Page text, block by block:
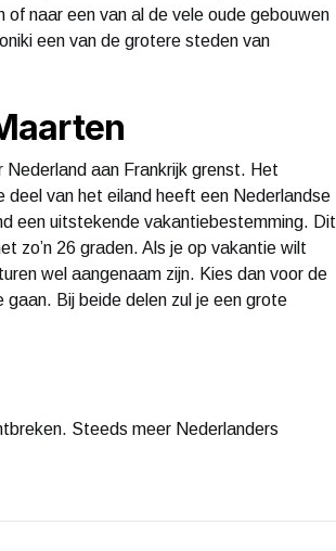
of naar een van al de vele oude gebouwen
een van de grotere steden van
aan Frankrijk grenst. Het
deel van het eiland heeft een Nederlandse
een uitstekende vakantiebestemming. Dit
zo’n 26 graden. Als je op vakantie wilt
wel aangenaam zijn. Kies dan voor de
Bij beide delen zul je een grote
Steeds meer Nederlanders